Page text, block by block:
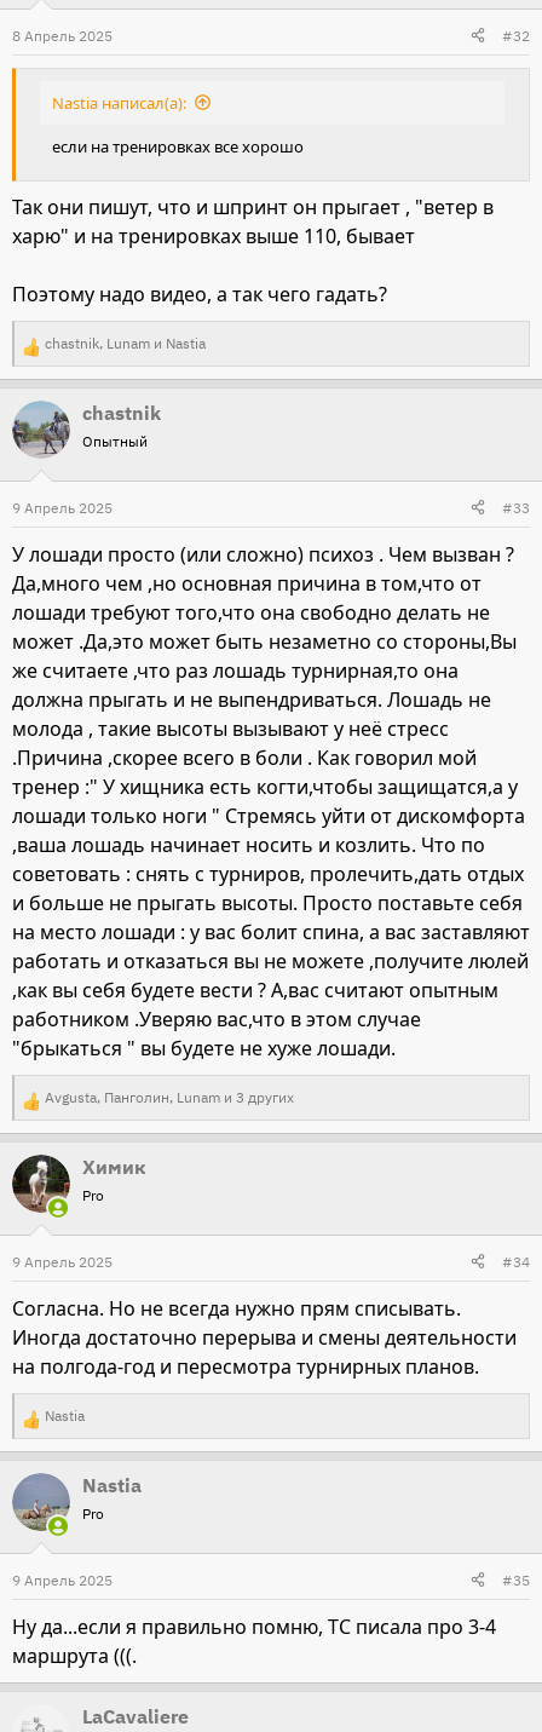
8 Апрель 2025 #32
Nastia написал(а):
если на тренировках все хорошо
Так они пишут, что и шпринт он прыгает , "ветер в
харю" и на тренировках выше 110, бывает
Поэтому надо видео, а так чего гадать?
Р
е
а
к
и
и
:
chastnik, Lunam и Nastia
chastnik
Опытный
9 Апрель 2025 #33
У лошади просто (или сложно) психоз . Чем вызван ?
Да,много чем ,но основная причина в том,что от
лошади требуют того,что она свободно делать не
может .Да,это может быть незаметно со стороны,Вы
же считаете ,что раз лошадь турнирная,то она
должна прыгать и не выпендриваться. Лошадь не
молода , такие высоты вызывают у неё стресс
.Причина ,скорее всего в боли . Как говорил мой
тренер :" У хищника есть когти,чтобы защищатся,а у
лошади только ноги " Стремясь уйти от дискомфорта
,ваша лошадь начинает носить и козлить. Что по
советовать : снять с турниров, пролечить,дать отдых
и больше не прыгать высоты. Просто поставьте себя
на место лошади : у вас болит спина, а вас заставляют
работать и отказаться вы не можете ,получите люлей
,как вы себя будете вести ? А,вас считают опытным
работником .Уверяю вас,что в этом случае
"брыкаться " вы будете не хуже лошади.
Р
е
а
к
и
и
:
Avgusta, Панголин, Lunam и 3 других
Химик
Pro
9 Апрель 2025 #34
Согласна. Но не всегда нужно прям списывать.
Иногда достаточно перерыва и смены деятельности
на полгода-год и пересмотра турнирных планов.
Р
е
а
к
и
и
:
Nastia
Nastia
Pro
9 Апрель 2025 #35
Ну да...если я правильно помню, ТС писала про 3-4
маршрута (((.
LaCavaliere